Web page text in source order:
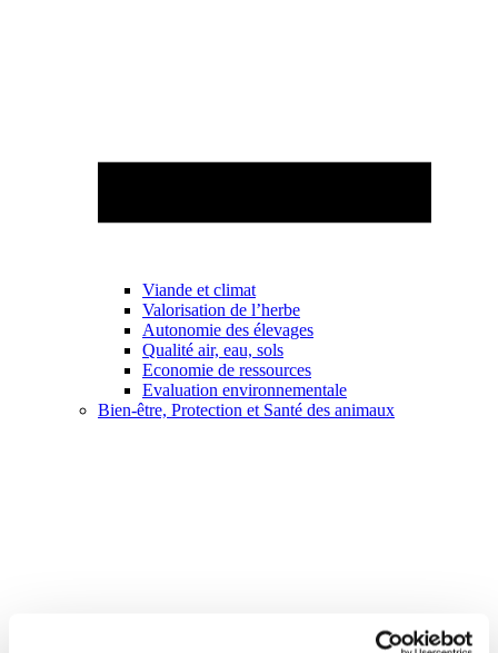
Viande et climat
Valorisation de l’herbe
Autonomie des élevages
Qualité air, eau, sols
Economie de ressources
Evaluation environnementale
Bien-être, Protection et Santé des animaux